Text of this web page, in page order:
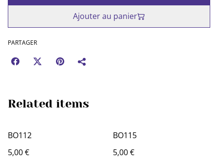
Ajouter au panier
PARTAGER
Related items
BO112
5,00 €
BO115
5,00 €